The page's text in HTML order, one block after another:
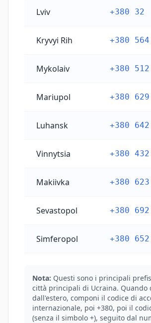
Lviv +380 32
Kryvyi Rih +380 564
Mykolaiv +380 512
Mariupol +380 629
Luhansk +380 642
Vinnytsia +380 432
Makiivka +380 623
Sevastopol +380 692
Simferopol +380 652
Nota: Questi sono i principali
città principali di Ucraina. Quando
dall'estero, componi il codice di
internazionale, poi +380, poi il
(senza il simbolo +), seguito dal